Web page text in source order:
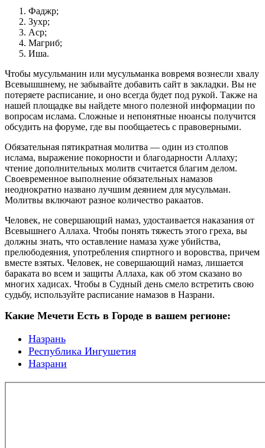
Фаджр;
Зухр;
Аср;
Магриб;
Иша.
Чтобы мусульманин или мусульманка вовремя вознесли хвалу
Всевышшнему, не забывайте добавить сайт в закладки. Вы не
потеряете расписание, и оно всегда будет под рукой. Также на
нашей площадке вы найдете много полезной информации по
вопросам ислама. Сложные и непонятные нюансы получится
обсудить на форуме, где вы пообщаетесь с правоверными.
Обязательная пятикратная молитва — один из столпов
ислама, выражение покорности и благодарности Аллаху;
чтение дополнительных молитв считается благим делом.
Своевременное выполнение обязательных намазов
неоднократно названо лучшим деянием для мусульман.
Молитвы включают разное количество ракаатов.
Человек, не совершающий намаз, удостаивается наказания от
Всевышнего Аллаха. Чтобы понять тяжесть этого греха, вы
должны знать, что оставление намаза хуже убийства,
прелюбодеяния, употребления спиртного и воровства, причем
вместе взятых. Человек, не совершающий намаз, лишается
бараката во всем и защиты Аллаха, как об этом сказано во
многих хадисах. Чтобы в Судный день смело встретить свою
судьбу, используйте расписание намазов в Назрани.
Какие Мечети Есть в Городе в вашем регионе:
Назрань
Республика Ингушетия
Назрани